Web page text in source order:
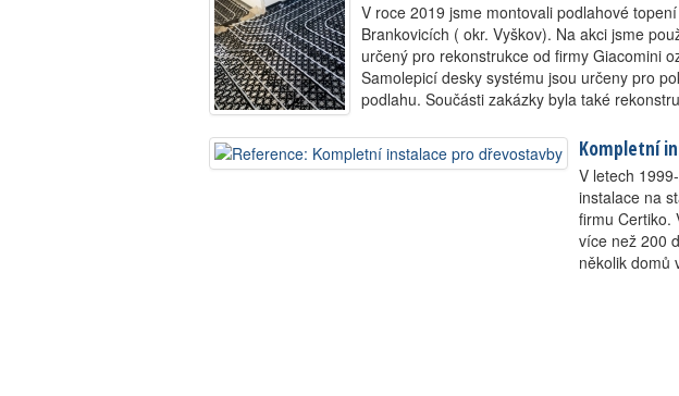
V roce 2019 jsme montovali podlahové
Brankovicích ( okr. Vyškov). Na akci jsme
určený pro rekonstrukce od firmy Giacomini
Samolepicí desky systému jsou určeny pro
podlahu. Součásti zakázky byla také
Kompletní
V letech
instalace na
firmu Certiko.
více než 200
několik domů